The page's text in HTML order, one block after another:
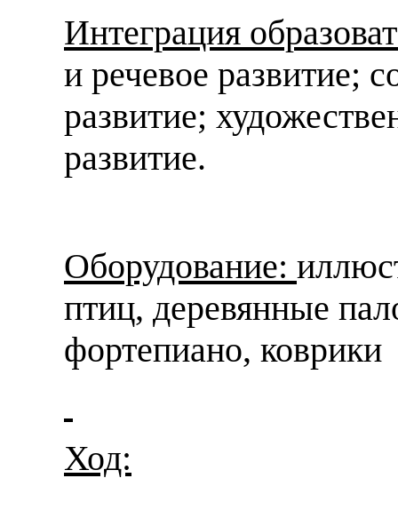
Интеграция
и речевое развитие;
развитие;
развитие.
Оборудование:
птиц, деревянные
фортепиано, коврики
Ход: